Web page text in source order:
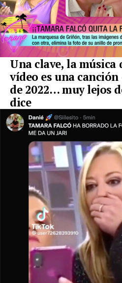
Una clave, la música
vídeo es una
de 2022… muy lejos
dice